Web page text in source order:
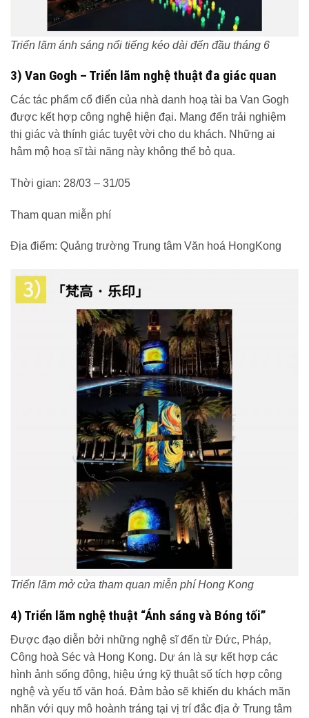
Triển lãm ánh sáng nổi tiếng kéo dài đến đầu tháng 6
3) Van Gogh – Triển lãm nghệ thuật đa giác quan
Các tác phẩm cổ điển của nhà danh hoạ tài ba Van Gogh
được kết hợp công nghệ hiện đại. Mang đến trải nghiệm
thị giác và thính giác tuyệt vời cho du khách. Những ai
hâm mộ hoạ sĩ tài năng này không thể bỏ qua.
Thời gian: 28/03 – 31/05
Tham quan miễn phí
Địa điểm: Quảng trường Trung tâm Văn hoá HongKong
Triển lãm mở cửa tham quan miễn phí Hong Kong
4) Triển lãm nghệ thuật “Ánh sáng và Bóng tối”
Được đạo diễn bởi những nghệ sĩ đến từ Đức, Pháp,
Công hoà Séc và Hong Kong. Dự án là sự kết hợp các
hình ảnh sống động, hiệu ứng kỹ thuật số tích hợp công
nghệ và yếu tố văn hoá. Đảm bảo sẽ khiến du khách mãn
nhãn với quy mô hoành tráng tại vị trí đắc địa ở Trung tâm